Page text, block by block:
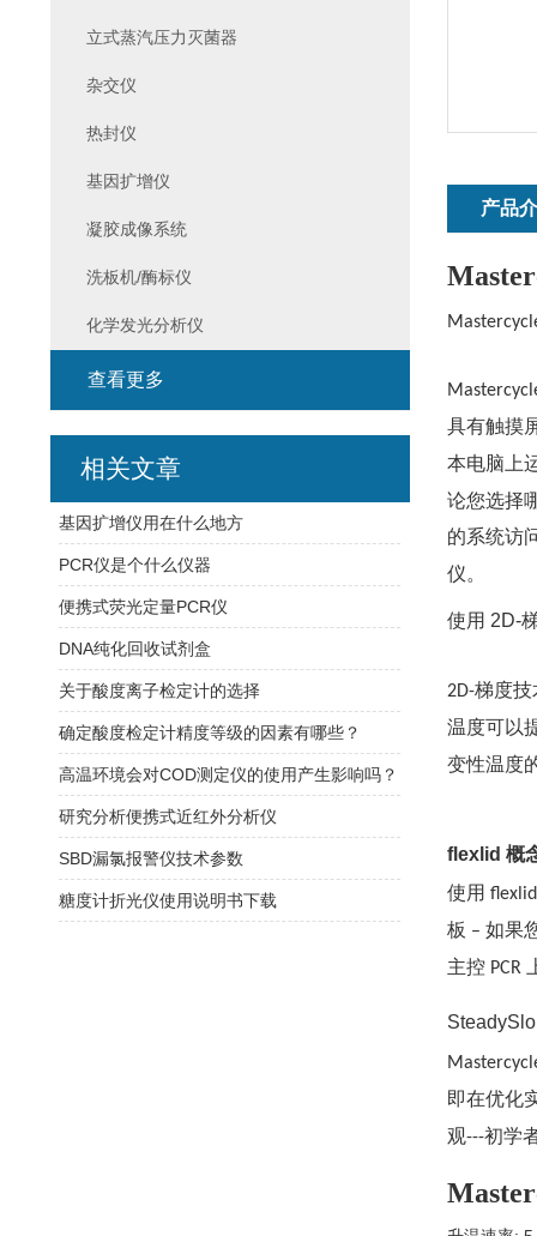
产品
具有触摸
本电脑上
论您选择
的系统访
仪。
使用 2D-
2D-梯度技
温度可以
变性温度
flexlid 概
使用
板 – 如果
主控 PCR
即在优化
观---初学
立式蒸汽压力灭菌器
杂交仪
热封仪
基因扩增仪
凝胶成像系统
洗板机/酶标仪
化学发光分析仪
查看更多
相关文章
基因扩增仪用在什么地方
PCR仪是个什么仪器
便携式荧光定量PCR仪
DNA纯化回收试剂盒
关于酸度离子检定计的选择
确定酸度检定计精度等级的因素有哪些？
高温环境会对COD测定仪的使用产生影响吗？
研究分析便携式近红外分析仪
SBD漏氯报警仪技术参数
糖度计折光仪使用说明书下载